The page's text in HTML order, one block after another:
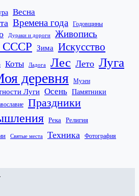
Весна
Времена года Годовщины
Дураки и дороги Живопись
СССР Зима Искусство
Коты Ладога Лес Лето Луга
деревня
Музеи
Луги Осень Памятники
Праздники
Река Религия
Святые места Техника Фотография